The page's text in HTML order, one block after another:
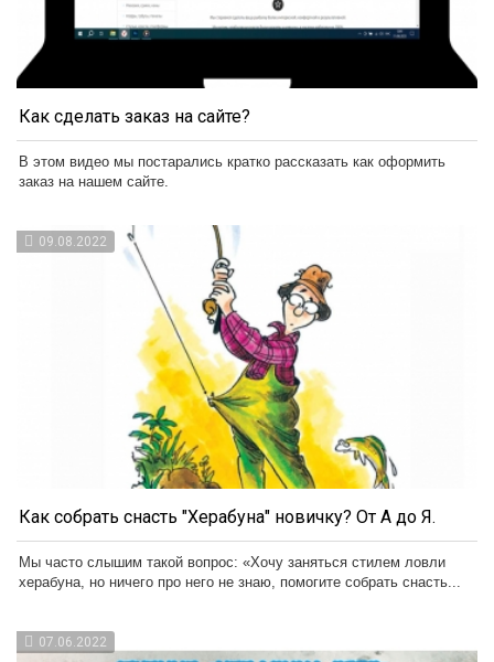
Как сделать заказ на сайте?
В этом видео мы постарались кратко рассказать как оформить
заказ на нашем сайте.
09.08.2022
Как собрать снасть "Херабуна" новичку? От А до Я.
Мы часто слышим такой вопрос: «Хочу заняться стилем ловли
херабуна, но ничего про него не знаю, помогите собрать снасть...
07.06.2022